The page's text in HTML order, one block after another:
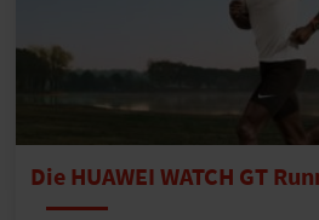
Die HUAWEI WATCH GT